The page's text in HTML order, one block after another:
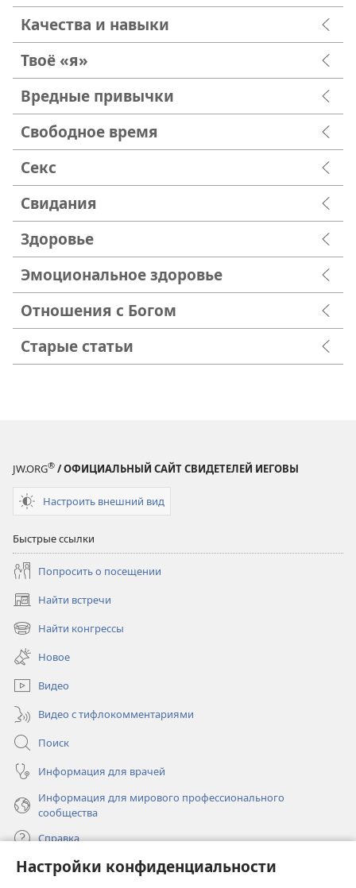
Настройки конфиденциальности
Качества и навыки
Твоё «я»
Вредные привычки
Свободное время
Секс
Свидания
Здоровье
Эмоциональное здоровье
Отношения с Богом
Старые статьи
JW.ORG® / ОФИЦИАЛЬНЫЙ САЙТ СВИДЕТЕЛЕЙ ИЕГОВЫ
Настроить внешний вид
Быстрые ссылки
Попросить о посещении
Найти встречи
(открывается
в
новом
окне)
Найти конгрессы
(открывается
новом
окне)
Новое
Видео
Видео с тифлокомментариями
Поиск
Информация для врачей
Информация для мирового профессионального
сообщества
Справка
Пожертвования